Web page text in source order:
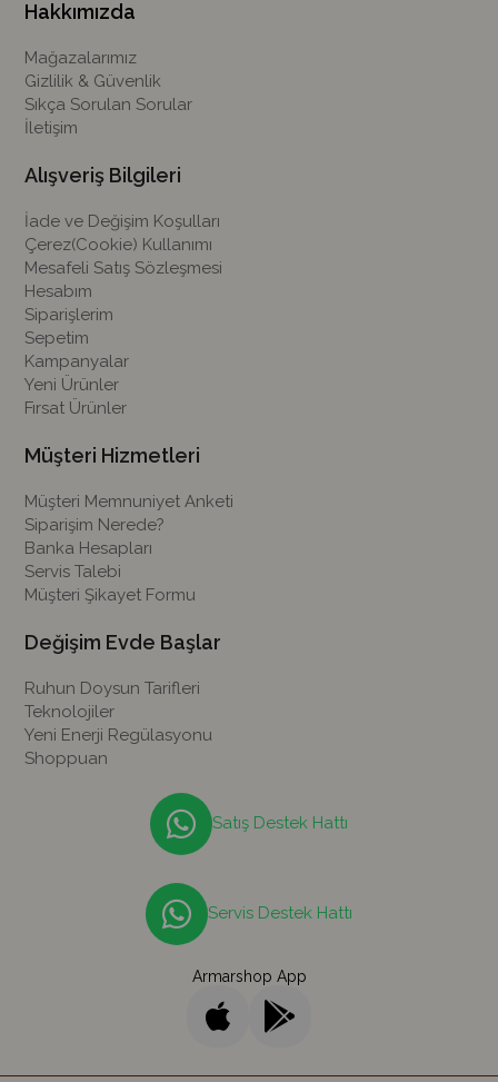
Hakkımızda
Mağazalarımız
Gizlilik & Güvenlik
Sıkça Sorulan Sorular
İletişim
Alışveriş Bilgileri
İade ve Değişim Koşulları
Çerez(Cookie) Kullanımı
Mesafeli Satış Sözleşmesi
Hesabım
Siparişlerim
Sepetim
Kampanyalar
Yeni Ürünler
Fırsat Ürünler
Müşteri Hizmetleri
Müşteri Memnuniyet Anketi
Siparişim Nerede?
Banka Hesapları
Servis Talebi
Müşteri Şikayet Formu
Değişim Evde Başlar
Ruhun Doysun Tarifleri
Teknolojiler
Yeni Enerji Regülasyonu
Shoppuan
Satış Destek Hattı
Servis Destek Hattı
Armarshop App